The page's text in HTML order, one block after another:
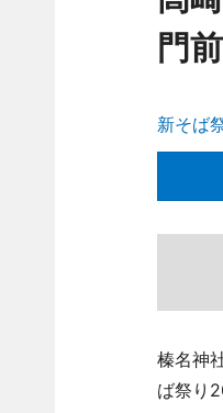
門
新そば
榛名神
ば祭り